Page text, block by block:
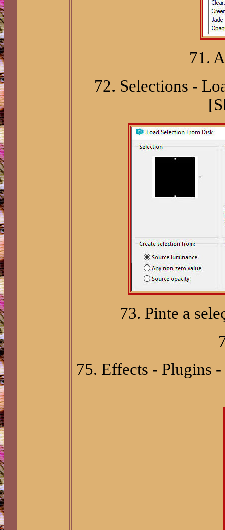
71.
72. Selections -
73. Pinte a
75. Effects - Plugins